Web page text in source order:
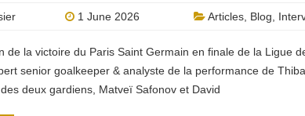
1 June 2026 Articles Blog
de la victoire du Paris Saint Germain en finale de la Ligue
senior goalkeeper & analyste de la performance de
deux gardiens, Matveï Safonov et David